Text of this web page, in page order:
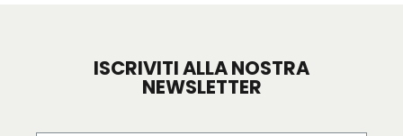
ISCRIVITI ALLA NOSTRA
NEWSLETTER